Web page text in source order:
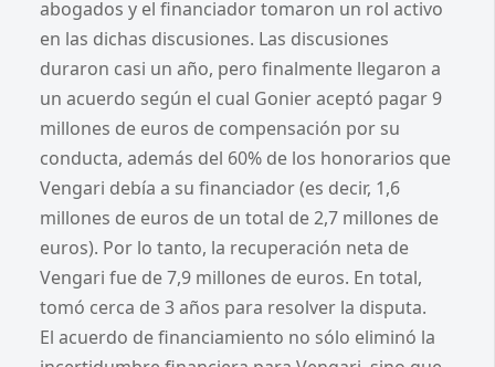
abogados y el financiador tomaron un rol activo
en las dichas discusiones. Las discusiones
duraron casi un año, pero finalmente llegaron a
un acuerdo según el cual Gonier aceptó pagar 9
millones de euros de compensación por su
conducta, además del 60% de los honorarios que
Vengari debía a su financiador (es decir, 1,6
millones de euros de un total de 2,7 millones de
euros). Por lo tanto, la recuperación neta de
Vengari fue de 7,9 millones de euros. En total,
tomó cerca de 3 años para resolver la disputa.
El acuerdo de financiamiento no sólo eliminó la